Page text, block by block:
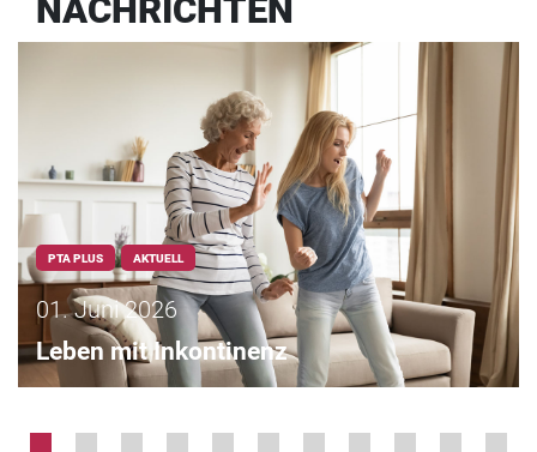
NACHRICHTEN
PTA PLUS AKTUELL
01. Juni 2026
Leben mit Inkontinenz